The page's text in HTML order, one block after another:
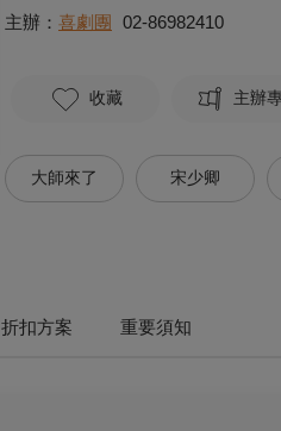
主辦： 喜劇團 02-86982410
收藏 主辦
大師來了 宋少卿
折扣方案 重要須知